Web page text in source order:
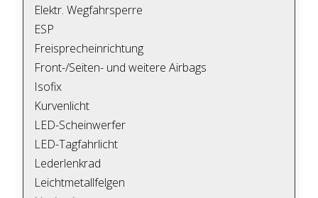
Elektr. Wegfahrsperre
ESP
Freisprecheinrichtung
Front-/Seiten- und weitere Airbags
Isofix
Kurvenlicht
LED-Scheinwerfer
LED-Tagfahrlicht
Lederlenkrad
Leichtmetallfelgen